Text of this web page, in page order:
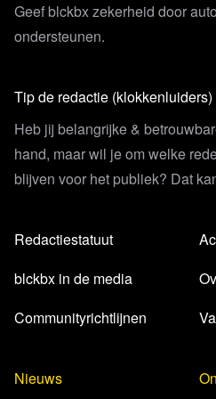
Geef blckbx zekerheid door
ondersteunen.
Tip de redactie (klokkenluiders)
Heb jij belangrijke &
hand, maar wil je om welke
blijven voor het publiek? Dat
Redactiestatuut
blckbx in de media
Communityrichtlijnen
Nieuws